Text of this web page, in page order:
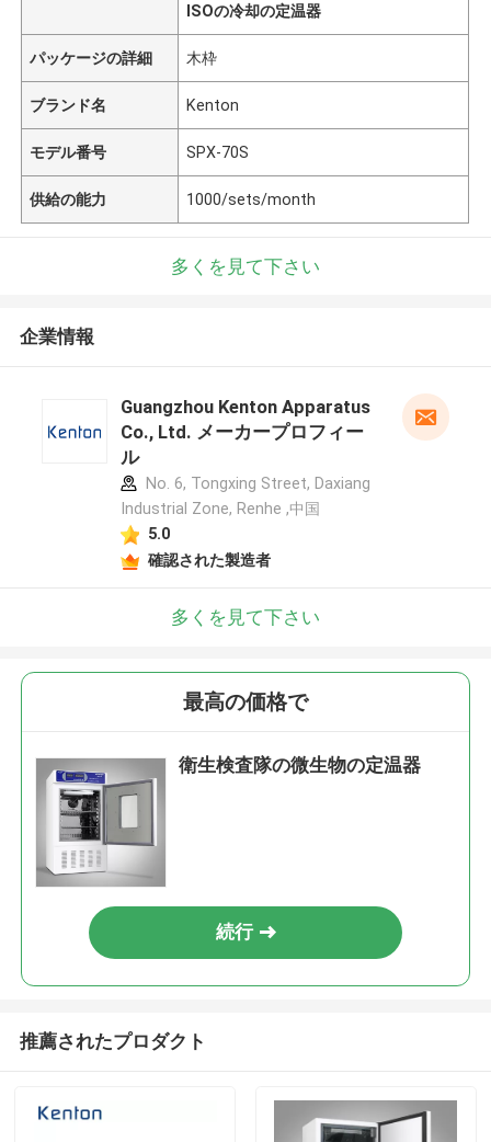
ISOの冷却の定温器
パッケージの詳細 木枠
ブランド名 Kenton
モデル番号 SPX-70S
供給の能力 1000/sets/month
多くを見て下さい
企業情報
Guangzhou Kenton Apparatus
Co., Ltd. メーカープロフィー
ル
No. 6, Tongxing Street, Daxiang
Industrial Zone, Renhe ,中国
5.0
確認された製造者
多くを見て下さい
最高の価格で
衛生検査隊の微生物の定温器
続行
推薦されたプロダクト